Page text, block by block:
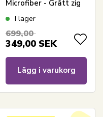
Microfiber - Grått zig
zag mönster
I lager
699,00
349,00 SEK
Lägg i varukorg